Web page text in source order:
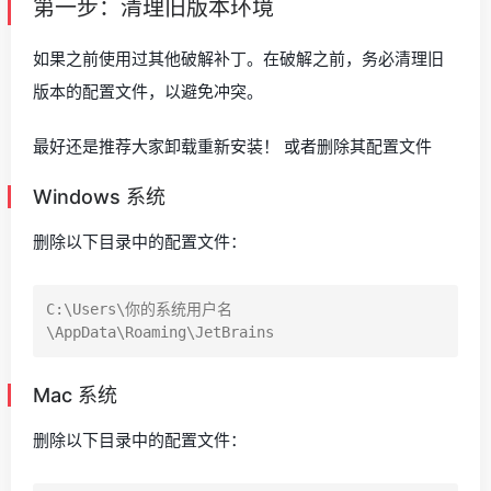
第一步：清理旧版本环境
如果之前使用过其他破解补丁。在破解之前，务必清理旧
版本的配置文件，以避免冲突。
最好还是推荐大家卸载重新安装！ 或者删除其配置文件
Windows 系统
删除以下目录中的配置文件：
C:\Users\你的系统用户名
Mac 系统
删除以下目录中的配置文件：